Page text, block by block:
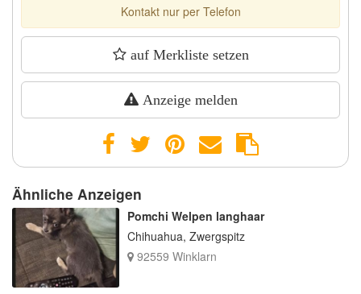
Kontakt nur per Telefon
auf Merkliste setzen
Anzeige melden
Ähnliche Anzeigen
Pomchi Welpen langhaar
Chihuahua, Zwergspitz
92559 Winklarn